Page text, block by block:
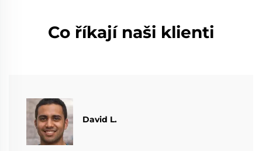
Co říkají naši klienti
David L.